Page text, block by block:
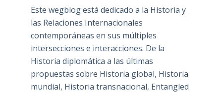
Este wegblog está dedicado a la Historia y
las Relaciones Internacionales
contemporáneas en sus múltiples
intersecciones e interacciones. De la
Historia diplomática a las últimas
propuestas sobre Historia global, Historia
mundial, Historia transnacional, Entangled